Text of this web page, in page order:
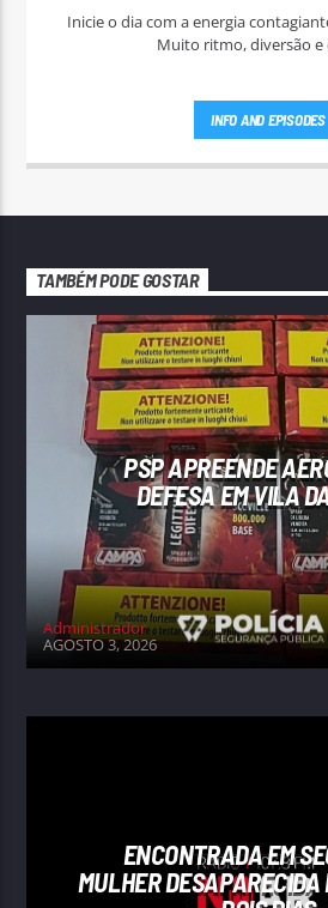
Inicie o dia com a energia
Muito ritmo, diversão e
INFO AND EPISODES
TAMBÉM PODE GOSTAR
PSP APREENDE
DEFESA EM VILA
Administrador
AGOSTO 3, 2026
ENCONTRADA EM
MULHER